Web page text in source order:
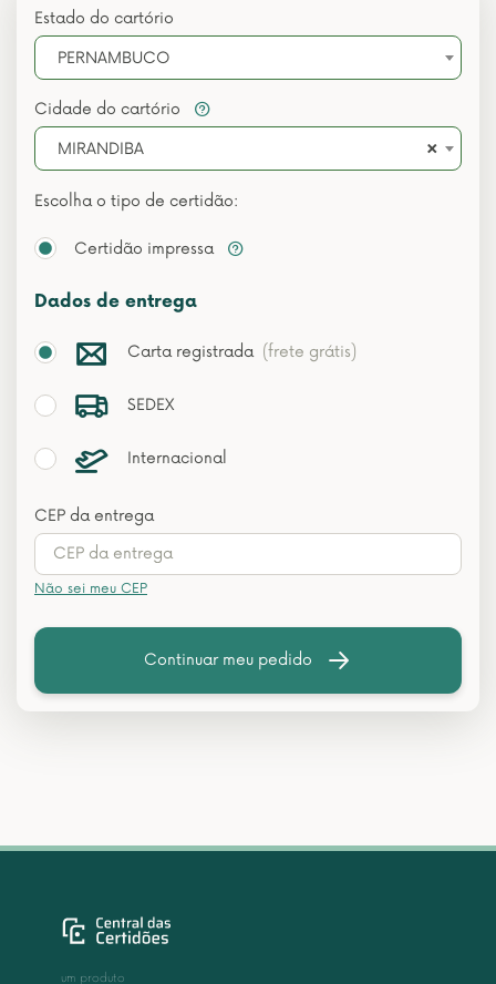
Estado do cartório
PERNAMBUCO
Cidade do cartório
×
MIRANDIBA
Escolha o tipo de certidão:
Certidão impressa
Dados de entrega
Carta registrada (frete grátis)
SEDEX
Internacional
CEP da entrega
Não sei meu CEP
Continuar meu pedido
um produto